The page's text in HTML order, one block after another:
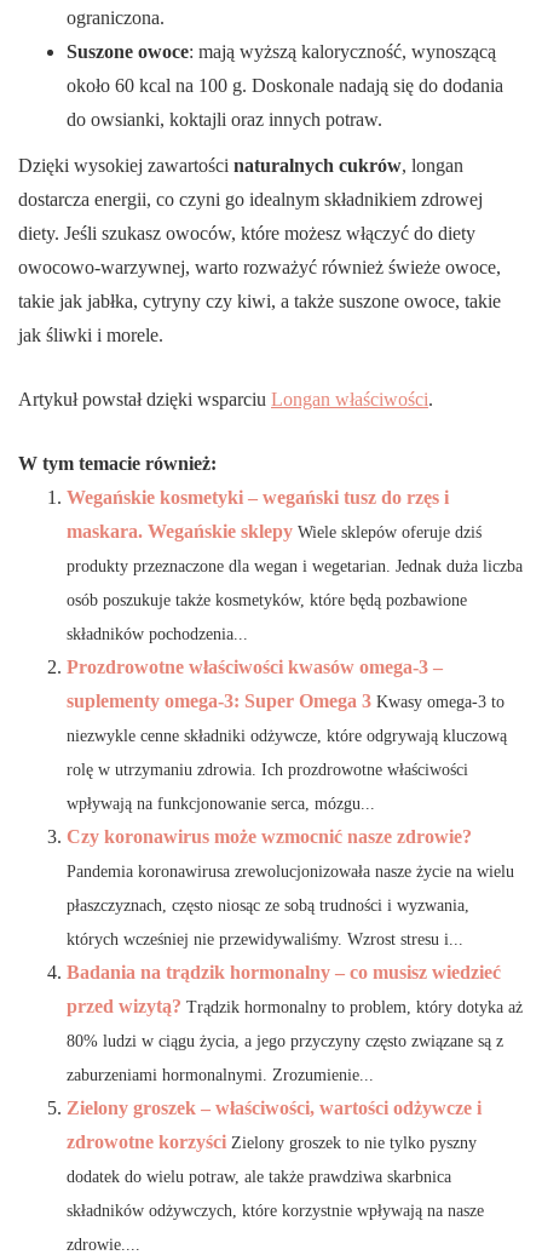
ograniczona.
Suszone owoce: mają wyższą kaloryczność, wynoszącą
około 60 kcal na 100 g. Doskonale nadają się do dodania
do owsianki, koktajli oraz innych potraw.
Dzięki wysokiej zawartości naturalnych cukrów, longan
dostarcza energii, co czyni go idealnym składnikiem zdrowej
diety. Jeśli szukasz owoców, które możesz włączyć do diety
owocowo-warzywnej, warto rozważyć również świeże owoce,
takie jak jabłka, cytryny czy kiwi, a także suszone owoce, takie
jak śliwki i morele.
Artykuł powstał dzięki wsparciu Longan właściwości.
W tym temacie również:
Wegańskie kosmetyki – wegański tusz do rzęs i
maskara. Wegańskie sklepy Wiele sklepów oferuje dziś
produkty przeznaczone dla wegan i wegetarian. Jednak duża liczba
osób poszukuje także kosmetyków, które będą pozbawione
składników pochodzenia...
Prozdrowotne właściwości kwasów omega-3 –
suplementy omega-3: Super Omega 3 Kwasy omega-3 to
niezwykle cenne składniki odżywcze, które odgrywają kluczową
rolę w utrzymaniu zdrowia. Ich prozdrowotne właściwości
wpływają na funkcjonowanie serca, mózgu...
Czy koronawirus może wzmocnić nasze zdrowie?
Pandemia koronawirusa zrewolucjonizowała nasze życie na wielu
płaszczyznach, często niosąc ze sobą trudności i wyzwania,
których wcześniej nie przewidywaliśmy. Wzrost stresu i...
Badania na trądzik hormonalny – co musisz wiedzieć
przed wizytą? Trądzik hormonalny to problem, który dotyka aż
80% ludzi w ciągu życia, a jego przyczyny często związane są z
zaburzeniami hormonalnymi. Zrozumienie...
Zielony groszek – właściwości, wartości odżywcze i
zdrowotne korzyści Zielony groszek to nie tylko pyszny
dodatek do wielu potraw, ale także prawdziwa skarbnica
składników odżywczych, które korzystnie wpływają na nasze
zdrowie....